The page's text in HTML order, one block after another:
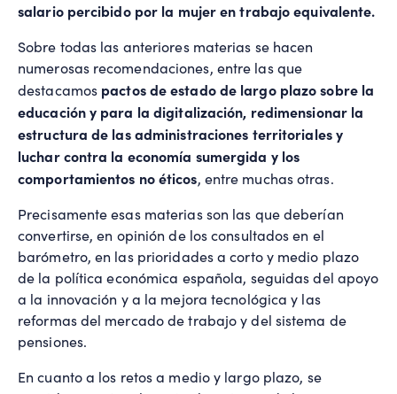
salario percibido por la mujer en trabajo equivalente.
Sobre todas las anteriores materias se hacen
numerosas recomendaciones, entre las que
destacamos pactos de estado de largo plazo sobre la
educación y para la digitalización, redimensionar la
estructura de las administraciones territoriales y
luchar contra la economía sumergida y los
comportamientos no éticos, entre muchas otras.
Precisamente esas materias son las que deberían
convertirse, en opinión de los consultados en el
barómetro, en las prioridades a corto y medio plazo
de la política económica española, seguidas del apoyo
a la innovación y a la mejora tecnológica y las
reformas del mercado de trabajo y del sistema de
pensiones.
En cuanto a los retos a medio y largo plazo, se